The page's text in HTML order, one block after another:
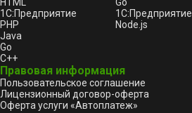
1С:Предприятие
PHP
Java
Go
C++
1С:Предприятие
Node.js
Правовая информация
Пользовательское соглашение
Лицензионный договор-оферта
Оферта услуги «Автоплатеж»